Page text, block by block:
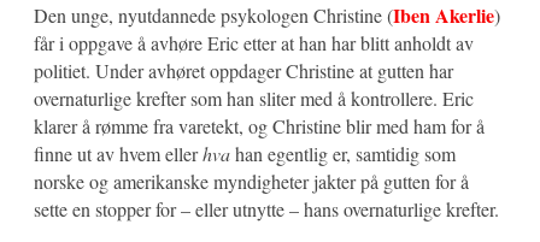
Den unge, nyutdannede psykologen Christine (Iben Akerlie)
får i oppgave å avhøre Eric etter at han har blitt anholdt av
politiet. Under avhøret oppdager Christine at gutten har
overnaturlige krefter som han sliter med å kontrollere. Eric
klarer å rømme fra varetekt, og Christine blir med ham for å
finne ut av hvem ellerhvahan egentlig er, samtidig som
norske og amerikanske myndigheter jakter på gutten for å
sette en stopper for – eller utnytte – hans overnaturlige krefter.